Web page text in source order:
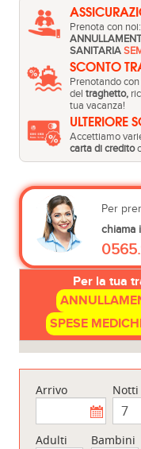
Prenota con
SANITARIA
SCONTO
Prenotando
del traghetto,
tua vacanza!
ULTERIORE
Accettiamo
carta di credito
Per
chiama
Per la tua
SPESE
Arrivo Notti
Adulti Bambini